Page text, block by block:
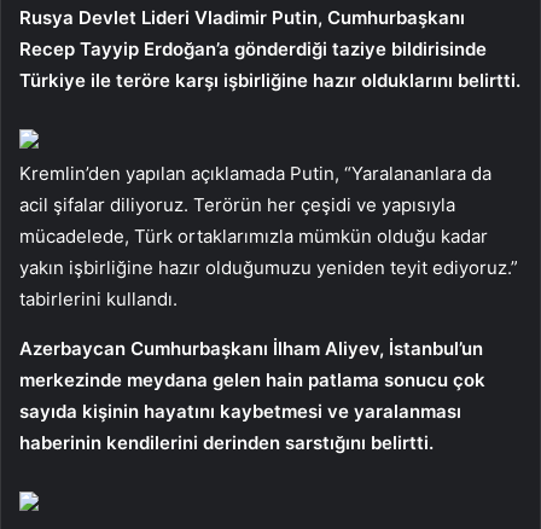
Rusya Devlet Lideri Vladimir Putin, Cumhurbaşkanı
Recep Tayyip Erdoğan’a gönderdiği taziye bildirisinde
Türkiye ile teröre karşı işbirliğine hazır olduklarını belirtti.
Kremlin’den yapılan açıklamada Putin, “Yaralananlara da
acil şifalar diliyoruz. Terörün her çeşidi ve yapısıyla
mücadelede, Türk ortaklarımızla mümkün olduğu kadar
yakın işbirliğine hazır olduğumuzu yeniden teyit ediyoruz.”
tabirlerini kullandı.
Azerbaycan Cumhurbaşkanı İlham Aliyev, İstanbul’un
merkezinde meydana gelen hain patlama sonucu çok
sayıda kişinin hayatını kaybetmesi ve yaralanması
haberinin kendilerini derinden sarstığını belirtti.